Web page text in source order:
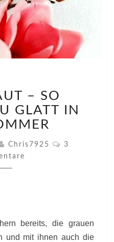
–
SO
DU
GLATT
– SO
GLATT IN
Chris7925 Kommentare
3
bereits, die grauen
und mit ihnen auch die